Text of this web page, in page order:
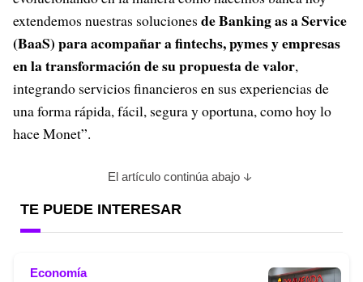
extendemos nuestras soluciones de Banking as a Service
(BaaS) para acompañar a fintechs, pymes y empresas
en la transformación de su propuesta de valor,
integrando servicios financieros en sus experiencias de
una forma rápida, fácil, segura y oportuna, como hoy lo
hace Monet”.
El artículo continúa abajo
TE PUEDE INTERESAR
Economía